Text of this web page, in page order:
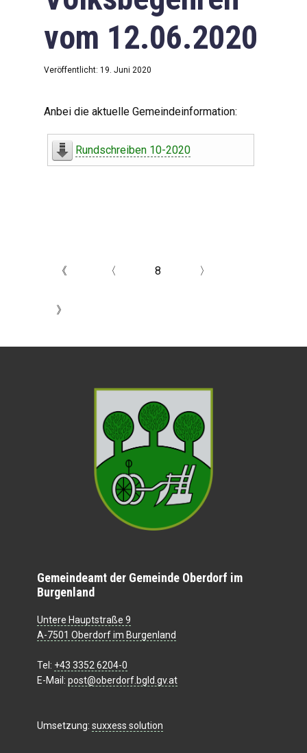
vom 12.06.2020
Veröffentlicht: 19. Juni 2020
Anbei die aktuelle Gemeindeinformation:
Rundschreiben 10-2020
《 〈 8 〉
》
Gemeindeamt der Gemeinde Oberdorf im
Burgenland
Untere Hauptstraße 9
A-7501 Oberdorf im Burgenland
Tel: +43 3352 6204-0
E-Mail: post@oberdorf.bgld.gv.at
Umsetzung: suxxess solution